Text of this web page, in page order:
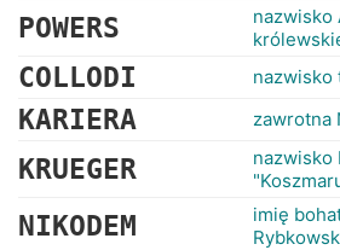
POWERS
nazwisko
COLLODI nazwisko
KARIERA zawrotna
KRUEGER
nazwisko
NIKODEM
imię